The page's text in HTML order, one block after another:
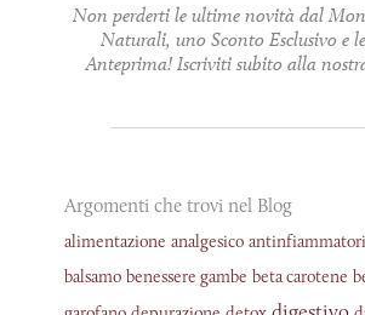
Non perderti le ultime novità dal
Naturali, uno Sconto Esclusivo e
Anteprima! Iscriviti subito alla
Argomenti che trovi nel Blog
alimentazione analgesico
balsamo benessere gambe beta carotene